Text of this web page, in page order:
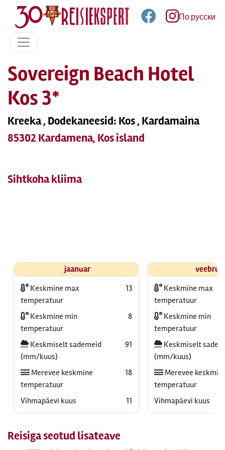
По русски
Sovereign Beach Hotel
Kos 3*
Kreeka , Dodekaneesid: Kos , Kardamaina
85302 Kardamena, Kos island
Sihtkoha kliima
jaanuar
Keskmine max
temperatuur
13
Keskmine min
temperatuur
8
Keskmiselt sademeid
(mm/kuus)
91
Merevee keskmine
temperatuur
18
Vihmapäevi kuus 11
Keskmine max
temperatuur
Keskmine min
temperatuur
Keskmiselt
(mm/kuus)
Merevee
temperatuur
Vihmapäevi kuus
Reisiga seotud lisateave